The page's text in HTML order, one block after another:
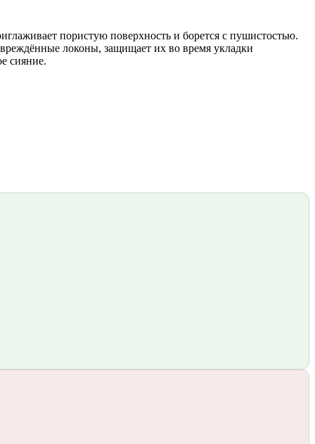
пористую поверхность и борется с пушистостью.
локоны, защищает их во время укладки
сияние.